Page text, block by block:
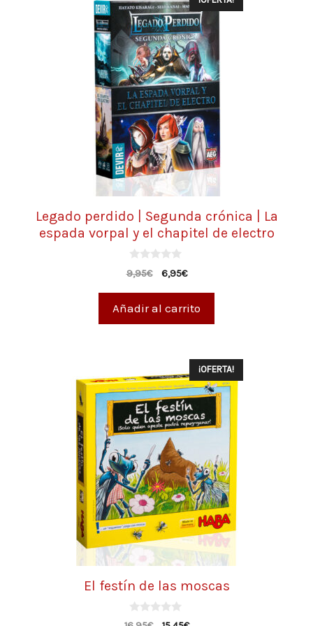
Legado perdido | Segunda crónica | La
espada vorpal y el chapitel de electro
0
d
9,95€ 6,95€
Añadir al carrito
¡OFERTA!
El festín de las moscas
0